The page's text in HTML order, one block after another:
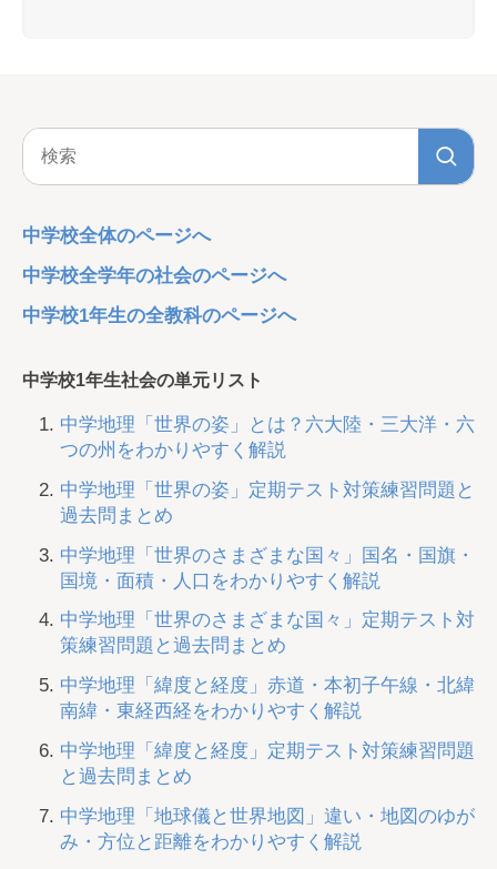
中学校全体のページへ
中学校全学年の社会のページへ
中学校1年生の全教科のページへ
中学校1年生社会の単元リスト
中学地理「世界の姿」とは？六大陸・三大洋・六
つの州をわかりやすく解説
中学地理「世界の姿」定期テスト対策練習問題と
過去問まとめ
中学地理「世界のさまざまな国々」国名・国旗・
国境・面積・人口をわかりやすく解説
中学地理「世界のさまざまな国々」定期テスト対
策練習問題と過去問まとめ
中学地理「緯度と経度」赤道・本初子午線・北緯
南緯・東経西経をわかりやすく解説
中学地理「緯度と経度」定期テスト対策練習問題
と過去問まとめ
中学地理「地球儀と世界地図」違い・地図のゆが
み・方位と距離をわかりやすく解説